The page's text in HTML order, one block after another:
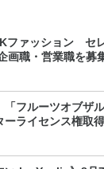
ファッション セ
画職・営業職を募
フルーツオブザ
ーライセンス権取得